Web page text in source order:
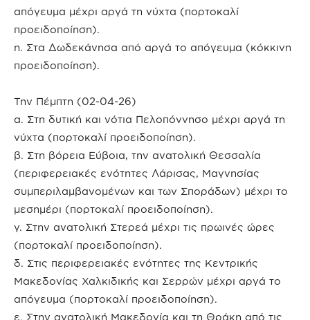
απόγευμα μέχρι αργά τη νύχτα (πορτοκαλί
προειδοποίηση).
η. Στα Δωδεκάνησα από αργά το απόγευμα (κόκκινη
προειδοποίηση).
Την Πέμπτη (02-04-26)
α. Στη δυτική και νότια Πελοπόννησο μέχρι αργά τη
νύχτα (πορτοκαλί προειδοποίηση).
β. Στη βόρεια Εύβοια, την ανατολική Θεσσαλία
(περιφερειακές ενότητες Λάρισας, Μαγνησίας
συμπεριλαμβανομένων και των Σποράδων) μέχρι το
μεσημέρι (πορτοκαλί προειδοποίηση).
γ. Στην ανατολική Στερεά μέχρι τις πρωινές ώρες
(πορτοκαλί προειδοποίηση).
δ. Στις περιφερειακές ενότητες της Κεντρικής
Μακεδονίας Χαλκιδικής και Σερρών μέχρι αργά το
απόγευμα (πορτοκαλί προειδοποίηση).
ε. Στην ανατολική Μακεδονία και τη Θράκη από τις